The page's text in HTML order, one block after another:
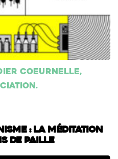
Coeurnelle,
: La méditation
de paille